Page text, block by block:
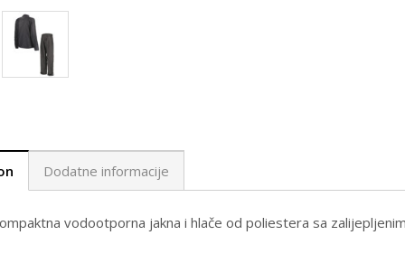
Dodatne informacije
vodootporna jakna i hlače od poliestera sa